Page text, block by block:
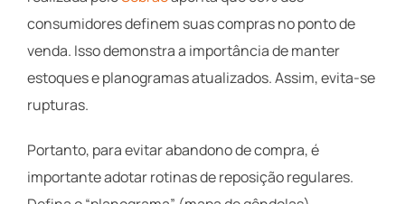
consumidores definem suas compras no ponto de
venda. Isso demonstra a importância de manter
estoques e planogramas atualizados. Assim, evita-se
rupturas.
Portanto, para evitar abandono de compra, é
importante adotar rotinas de reposição regulares.